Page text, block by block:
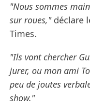
"Nous sommes
sur roues,"déclare
Times.
"Ils vont chercher
jurer, ou mon ami
peu de joutes
show."